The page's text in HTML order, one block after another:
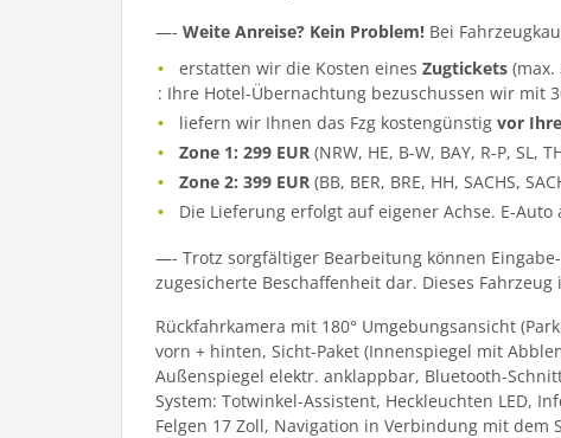
—- Weite Anreise? Kein Problem! Bei
erstatten wir die Kosten einesZugtickets
: Ihre Hotel-Übernachtung bezuschussen wir mit
liefern wir Ihnen das Fzg kostengünstigvor
Zone 1: 299 EUR (NRW, HE, B-W, BAY, R-P, SL,
Zone 2: 399 EUR (BB, BER, BRE, HH, SACHS,
Die Lieferung erfolgt auf eigener Achse. E-
—- Trotz sorgfältiger Bearbeitung können
zugesicherte Beschaffenheit dar. Dieses
Rückfahrkamera mit 180° Umgebungsansicht
vorn + hinten, Sicht-Paket (Innenspiegel mit
Außenspiegel elektr. anklappbar, Bluetooth-
System: Totwinkel-Assistent, Heckleuchten LED,
Felgen 17 Zoll, Navigation in Verbindung mit dem